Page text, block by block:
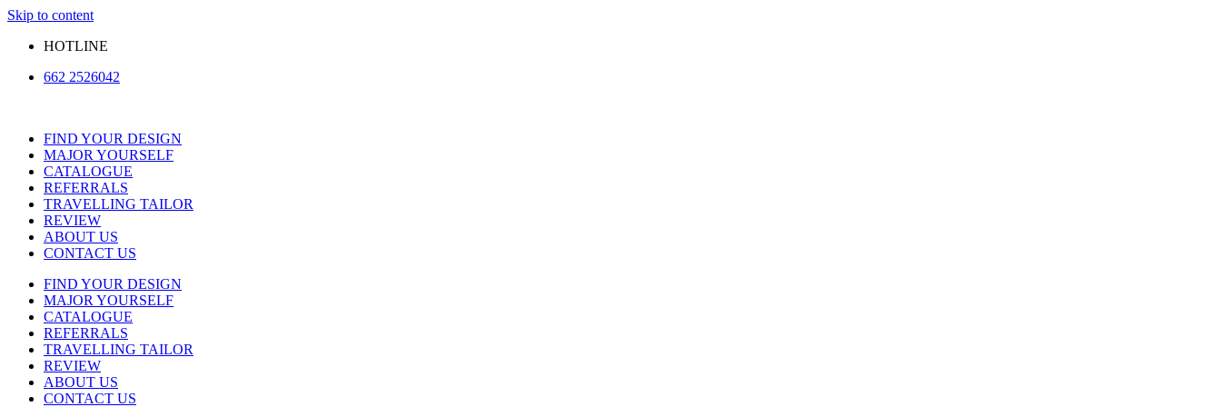
Skip to content
HOTLINE
662 2526042
FIND YOUR DESIGN
MAJOR YOURSELF
CATALOGUE
REFERRALS
TRAVELLING TAILOR
REVIEW
ABOUT US
CONTACT US
FIND YOUR DESIGN
MAJOR YOURSELF
CATALOGUE
REFERRALS
TRAVELLING TAILOR
REVIEW
ABOUT US
CONTACT US